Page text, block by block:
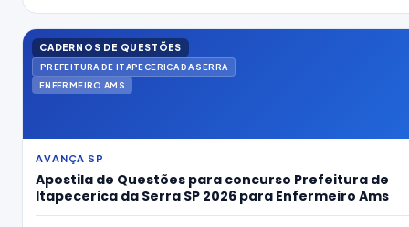
CADERNOS DE QUESTÕES
PREFEITURA DE ITAPECERICA DA SERRA
ENFERMEIRO AMS
AVANÇA SP
Apostila de Questões para concurso Prefeitura de
Itapecerica da Serra SP 2026 para Enfermeiro Ams